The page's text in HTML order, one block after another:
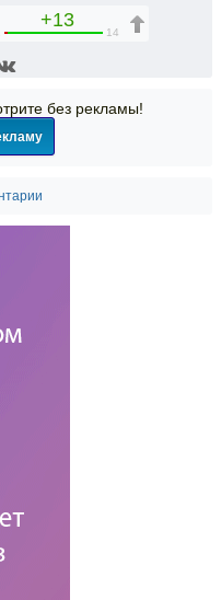
+13
14
без рекламы!